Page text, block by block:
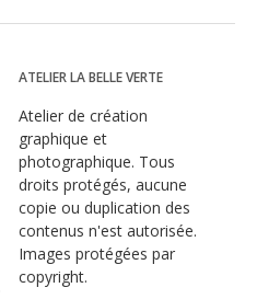
ATELIER LA BELLE VERTE
Atelier de création
graphique et
photographique. Tous
droits protégés, aucune
copie ou duplication des
contenus n'est autorisée.
Images protégées par
copyright.